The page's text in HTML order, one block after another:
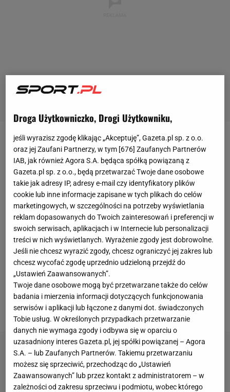
Pod koniecmajaRobert Karaś ukończył dystans 10-
krotnego Ironmana w Brazylii. Mało tego, pobił przy
tymrekord światana dystansie 38kilometrów
pływania, 1800 kilometrów jazdy na rowerze, 422
kilometry biegu, osiągając czas 164 godzin 14 minut
i 2 sekundy.W ostatnich godzinach zrobiło się o nim
bardzo głośno, ponieważ w jego organizmie zostały
wykryte niedozwolone substancje, przez co grozi mu
nawet odebranie rekordu, ale to nie wszystko.
Karaś zmaga się z problemami prawnymi, jego
odwieczny rywal świetnie radzi sobie podczas
morderczego wyzwania.
Droga Użytkowniczko, Drogi Użytkowniku,
jeśli wyrazisz zgodę klikając „Akceptuję”, Gazeta.pl sp. z o.o.
oraz jej Zaufani Partnerzy, w tym [676] Zaufanych Partnerów
IAB, jak również Agora S.A. będąca spółką powiązaną z
Gazeta.pl sp. z o.o., będą przetwarzać Twoje dane osobowe
takie jak adresy IP, adresy e-mail czy identyfikatory plików
cookie lub inne informacje zapisane w tych plikach do celów
marketingowych, w szczególności na potrzeby wyświetlania
reklam dopasowanych do Twoich zainteresowań i preferencji w
swoich serwisach, aplikacjach i w Internecie lub personalizacji
treści w nich wyświetlanych. Wyrażenie zgody jest dobrowolne.
Jeśli nie chcesz wyrazić zgody, chcesz ograniczyć jej zakres lub
chcesz wycofać zgodę uprzednio udzieloną przejdź do
„Ustawień Zaawansowanych”.
Twoje dane osobowe mogą być przetwarzane także do celów
badania i mierzenia informacji dotyczących funkcjonowania
serwisów i aplikacji lub łączone z danymi dot. świadczonych
Tobie usług. W określonych przypadkach przetwarzanie
danych nie wymaga zgody i odbywa się w oparciu o
uzasadniony interes Gazeta.pl, jej spółki powiązanej – Agora
S.A. – lub Zaufanych Partnerów. Takiemu przetwarzaniu
możesz się sprzeciwić, przechodząc do „Ustawień
Zaawansowanych” lub przez kontakt z administratorem – w
zależności od zakresu sprzeciwu i podmiotu, wobec którego